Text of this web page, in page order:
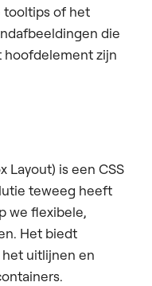
tooltips of het
die
hoofdelement zijn
Layout) is een CSS
teweeg heeft
we flexibele,
Het biedt
uitlijnen en